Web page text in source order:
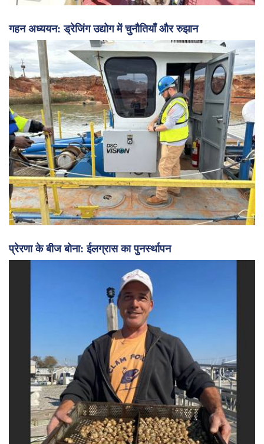
गहन अध्ययन: ड्रेजिंग उद्योग में चुनौतियाँ और रुझान
प्रेरणा के बीज बोना: ईलग्रास का पुनर्स्थापन